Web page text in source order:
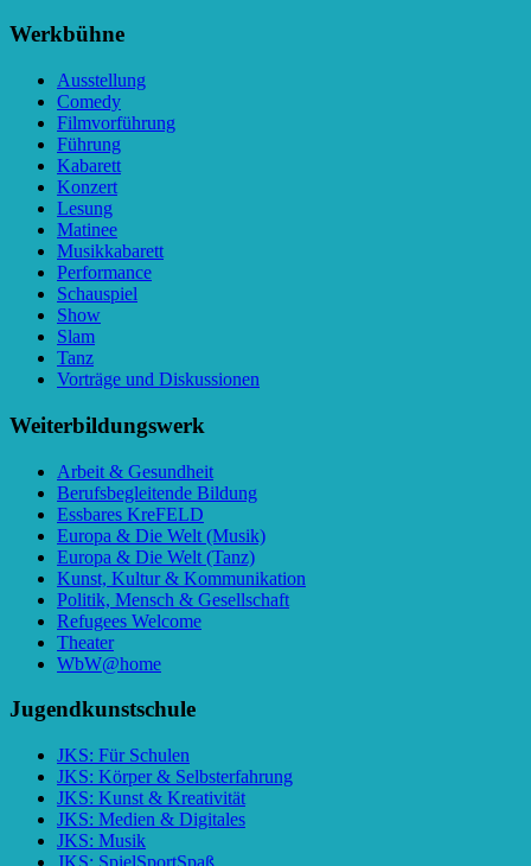
Werkbühne
Ausstellung
Comedy
Filmvorführung
Führung
Kabarett
Konzert
Lesung
Matinee
Musikkabarett
Performance
Schauspiel
Show
Slam
Tanz
Vorträge und Diskussionen
Weiterbildungswerk
Arbeit & Gesundheit
Berufsbegleitende Bildung
Essbares KreFELD
Europa & Die Welt (Musik)
Europa & Die Welt (Tanz)
Kunst, Kultur & Kommunikation
Politik, Mensch & Gesellschaft
Refugees Welcome
Theater
WbW@home
Jugendkunstschule
JKS: Für Schulen
JKS: Körper & Selbsterfahrung
JKS: Kunst & Kreativität
JKS: Medien & Digitales
JKS: Musik
JKS: SpielSportSpaß